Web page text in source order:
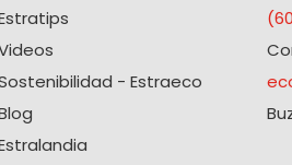
- Estraeco